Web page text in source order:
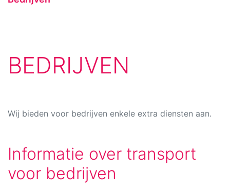
BEDRIJVEN
Wij bieden voor bedrijven enkele extra diensten aan.
Informatie over transport
voor bedrijven